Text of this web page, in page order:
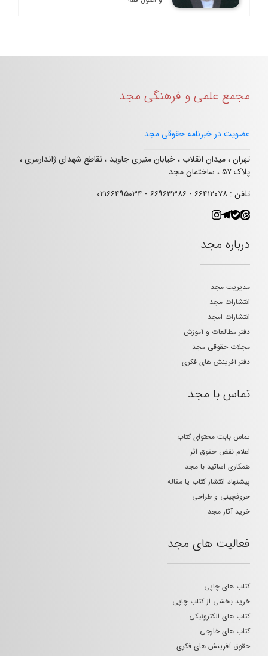
مجمع علمی و فرهنگی مجد
عضویت در خبرنامه حقوقی مجد
تهران ، میدان انقلاب ، خیابان منیری جاوید ، تقاطع شهدای ژاندارمری ،
پلاک ۵۷ ، ساختمان مجد
تلفن : ۶۶۴۱۲۰۷۸ - ۶۶۹۶۳۳۸۶ - ۰۲۱۶۶۴۹۵۰۳۴
درباره مجد
مدیریت مجد
انتشارات مجد
انتشارات امجد
دفتر مطالعات و آموزش
مجلات حقوقی مجد
دفتر آفرینش های فکری
تماس با مجد
تماس بابت محتوای کتاب
اعلام نقض حقوق اثر
همکاری اساتید با مجد
پیشنهاد انتشار کتاب یا مقاله
حروفچینی و طراحی
خرید آثار مجد
فعالیت های مجد
کتاب های چاپی
خرید بخشی از کتاب چاپی
کتاب های الکترونیکی
کتاب های خارجی
حقوق آفرینش های فکری